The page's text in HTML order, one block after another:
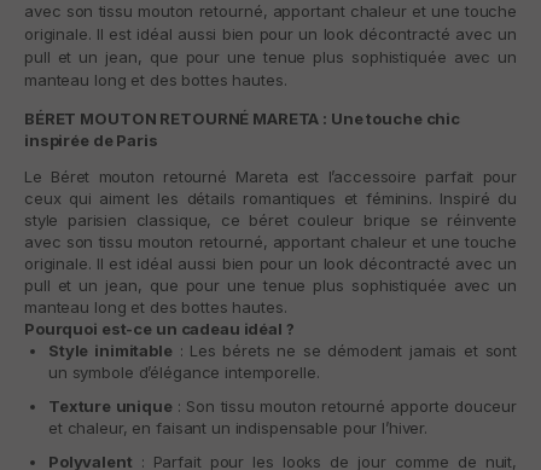
avec son tissu mouton retourné, apportant chaleur et une touche
originale. Il est idéal aussi bien pour un look décontracté avec un
pull et un jean, que pour une tenue plus sophistiquée avec un
manteau long et des bottes hautes.
BÉRET MOUTON RETOURNÉ MARETA : Une touche chic
inspirée de Paris
Le Béret mouton retourné Mareta est l’accessoire parfait pour
ceux qui aiment les détails romantiques et féminins. Inspiré du
style parisien classique, ce béret couleur brique se réinvente
avec son tissu mouton retourné, apportant chaleur et une touche
originale. Il est idéal aussi bien pour un look décontracté avec un
pull et un jean, que pour une tenue plus sophistiquée avec un
manteau long et des bottes hautes.
Pourquoi est-ce un cadeau idéal ?
Style inimitable: Les bérets ne se démodent jamais et sont
un symbole d’élégance intemporelle.
Texture unique: Son tissu mouton retourné apporte douceur
et chaleur, en faisant un indispensable pour l’hiver.
Polyvalent : Parfait pour les looks de jour comme de nuit,